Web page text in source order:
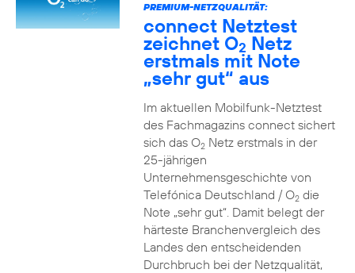
PREMIUM-NETZQUALITÄT:
connect Netztest
zeichnet O2 Netz
erstmals mit Note
„sehr gut“ aus
Im aktuellen Mobilfunk-Netztest
des Fachmagazins connect sichert
sich das O2Netz erstmals in der
25-jährigen
Unternehmensgeschichte von
Telefónica Deutschland / O2die
Note „sehr gut“. Damit belegt der
härteste Branchenvergleich des
Landes den entscheidenden
Durchbruch bei der Netzqualität,